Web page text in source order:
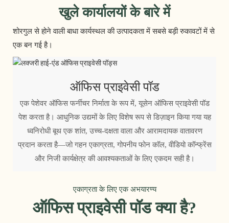
खुले कार्यालयों के बारे में
शोरगुल से होने वाली बाधा कार्यस्थल की उत्पादकता में सबसे बड़ी रुकावटों में से
एक बन गई है।
ऑफिस प्राइवेसी पॉड
एक पेशेवर ऑफिस फर्नीचर निर्माता के रूप में, यूसेन ऑफिस प्राइवेसी पॉड
पेश करता है। आधुनिक उद्यमों के लिए विशेष रूप से डिज़ाइन किया गया यह
ध्वनिरोधी बूथ एक शांत, उच्च-दक्षता वाला और आरामदायक वातावरण
प्रदान करता है—जो गहन एकाग्रता, गोपनीय फोन कॉल, वीडियो कॉन्फ्रेंस
और निजी कार्यक्षेत्र की आवश्यकताओं के लिए एकदम सही है।
एकाग्रता के लिए एक अभयारण्य
ऑफिस प्राइवेसी पॉड क्या है?